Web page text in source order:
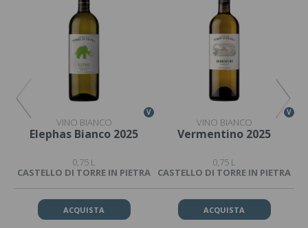
V
VINO BIANCO
Elephas Bianco 2025
0,75 L
CASTELLO DI TORRE IN PIETRA
ACQUISTA
V
VINO BIANCO
Vermentino 2025
0,75 L
CASTELLO DI TORRE IN PIETRA
ACQUISTA